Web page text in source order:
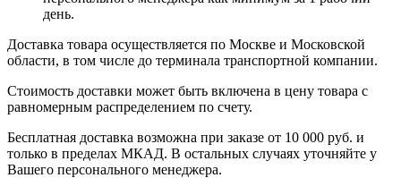
день.
Доставка товара осуществляется по Москве и Московской
области, в том числе до терминала транспортной компании.
Стоимость доставки может быть включена в цену товара с
равномерным распределением по счету.
Бесплатная доставка возможна при заказе от 10 000 руб. и
только в пределах МКАД. В остальных случаях уточняйте у
Вашего персонального менеджера.